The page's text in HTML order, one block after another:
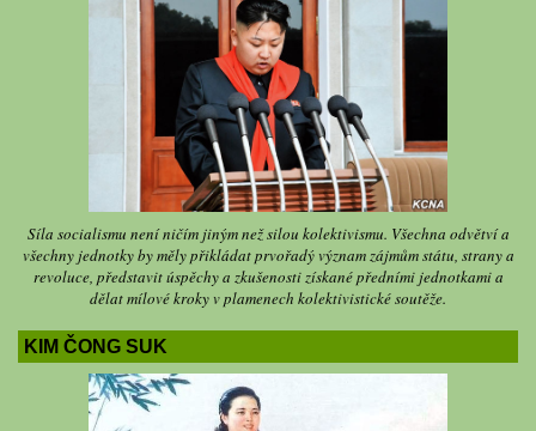
Síla socialismu není ničím jiným než silou kolektivismu. Všechna odvětví a
všechny jednotky by měly přikládat prvořadý význam zájmům státu, strany a
revoluce, představit úspěchy a zkušenosti získané předními jednotkami a
dělat mílové kroky v plamenech kolektivistické soutěže.
KIM ČONG SUK